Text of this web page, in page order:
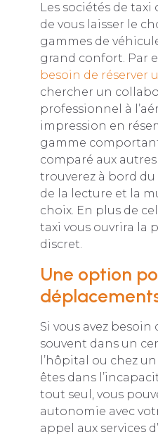
Les sociétés de
de vous laisser le
gammes de
grand confort. Par
besoin de réserver
chercher un
professionnel à
impression en
gamme
comparé aux
trouverez à bord du
de la lecture et la
choix. En plus de
taxi vous ouvrira la
discret.
Une option
Si vous avez besoin
souvent dans un
l’hôpital ou chez
êtes dans
tout seul, vous
autonomie avec
appel aux services